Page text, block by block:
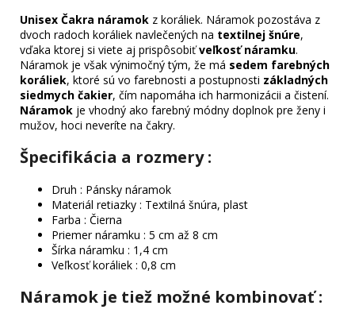
Unisex Čakra náramok z koráliek. Náramok pozostáva z
dvoch radoch koráliek navlečených na textilnej šnúre,
vďaka ktorej si viete aj prispôsobiťveľkosť náramku.
Náramok je však výnimočný tým, že má sedem farebných
koráliek, ktoré sú vo farebnosti a postupnosti základných
siedmych čakier, čím napomáha ich harmonizácii a čistení.
Náramok je vhodný ako farebný módny doplnok pre ženy i
mužov, hoci neveríte na čakry.
Špecifikácia a rozmery :
Druh : Pánsky náramok
Materiál retiazky : Textilná šnúra, plast
Farba : Čierna
Priemer náramku : 5 cm až 8 cm
Šírka náramku : 1,4 cm
Veľkosť koráliek : 0,8 cm
Náramok je tiež možné kombinovať :